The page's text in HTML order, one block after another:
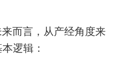
而言，从产经角度来
逻辑：